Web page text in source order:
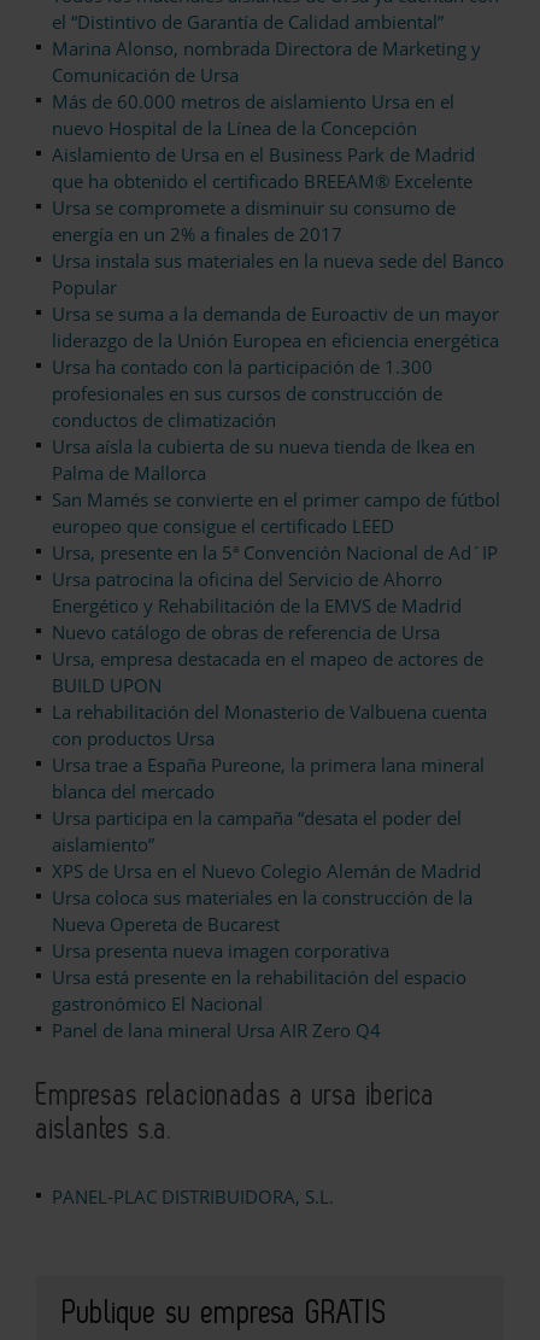
el “Distintivo de Garantía de Calidad ambiental”
Marina Alonso, nombrada Directora de Marketing y
Comunicación de Ursa
Más de 60.000 metros de aislamiento Ursa en el
nuevo Hospital de la Línea de la Concepción
Aislamiento de Ursa en el Business Park de Madrid
que ha obtenido el certificado BREEAM® Excelente
Ursa se compromete a disminuir su consumo de
energía en un 2% a finales de 2017
Ursa instala sus materiales en la nueva sede del Banco
Popular
Ursa se suma a la demanda de Euroactiv de un mayor
liderazgo de la Unión Europea en eficiencia energética
Ursa ha contado con la participación de 1.300
profesionales en sus cursos de construcción de
conductos de climatización
Ursa aísla la cubierta de su nueva tienda de Ikea en
Palma de Mallorca
San Mamés se convierte en el primer campo de fútbol
europeo que consigue el certificado LEED
Ursa, presente en la 5ª Convención Nacional de Ad´IP
Ursa patrocina la oficina del Servicio de Ahorro
Energético y Rehabilitación de la EMVS de Madrid
Nuevo catálogo de obras de referencia de Ursa
Ursa, empresa destacada en el mapeo de actores de
BUILD UPON
La rehabilitación del Monasterio de Valbuena cuenta
con productos Ursa
Ursa trae a España Pureone, la primera lana mineral
blanca del mercado
Ursa participa en la campaña “desata el poder del
aislamiento”
XPS de Ursa en el Nuevo Colegio Alemán de Madrid
Ursa coloca sus materiales en la construcción de la
Nueva Opereta de Bucarest
Ursa presenta nueva imagen corporativa
Ursa está presente en la rehabilitación del espacio
gastronómico El Nacional
Panel de lana mineral Ursa AIR Zero Q4
Empresas relacionadas a ursa iberica
aislantes s.a.
PANEL-PLAC DISTRIBUIDORA, S.L.
Publique su empresa GRATIS